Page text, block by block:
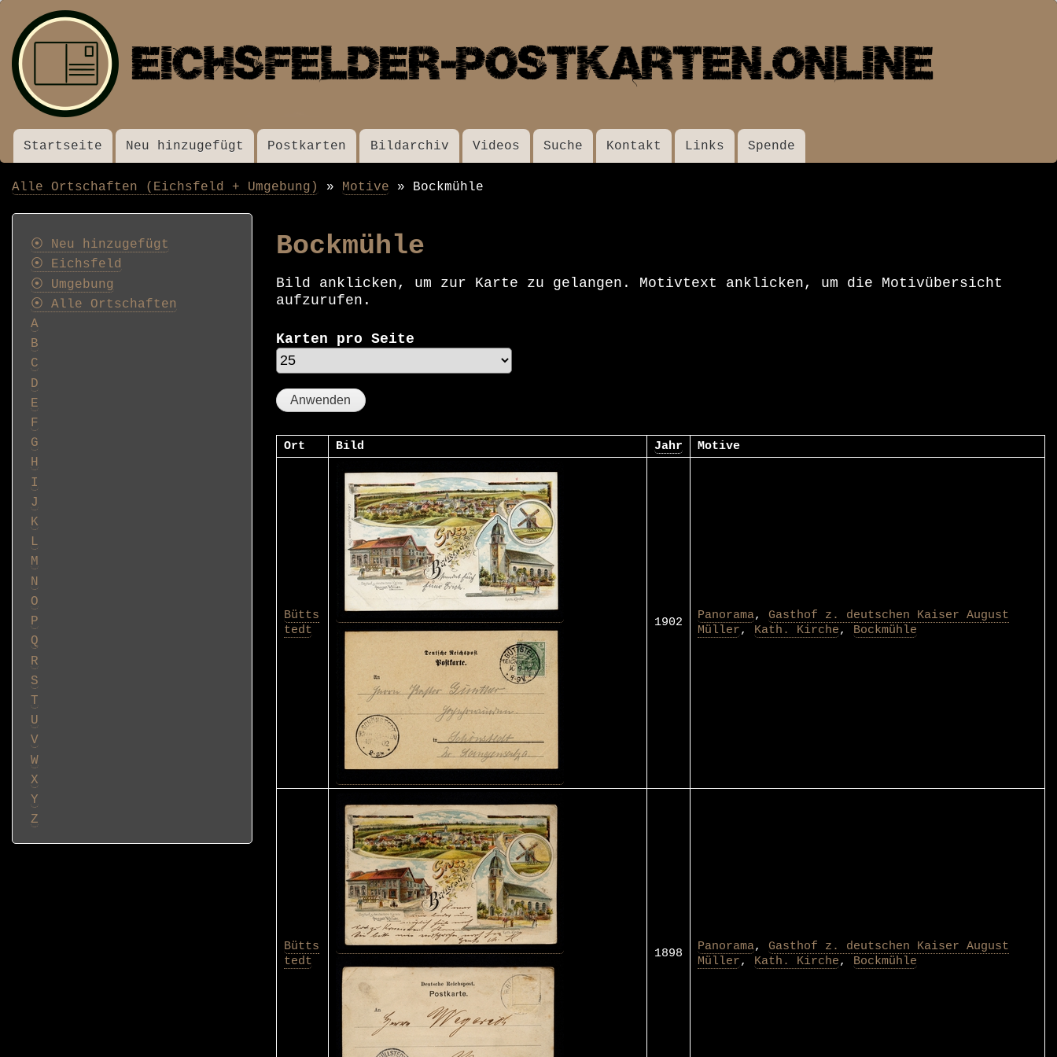
Inhalt
MenüStartseite Neu hinzugefügt Postkarten Bildarchiv Videos Suche Kontakt Links Spende
Alle Ortschaften (Eichsfeld + Umgebung) Motive Bockmühle
Bockmühle
Bild anklicken, um zur Karte zu gelangen. Motivtext anklicken, um die Motivübersicht
aufzurufen.
Karten pro Seite
Ort Bild Jahr Motive
Bütts
tedt
1902 Panorama, Gasthof z. deutschen Kaiser August
Müller, Kath. Kirche, Bockmühle
Bütts
tedt
1898 Panorama, Gasthof z. deutschen Kaiser August
Müller, Kath. Kirche, Bockmühle
Postkarten
⦿ Neu hinzugefügt
⦿ Eichsfeld
⦿ Umgebung
⦿ Alle Ortschaften
A
B
C
D
E
F
G
H
I
J
K
L
M
N
O
P
Q
R
S
T
U
V
W
X
Y
Z